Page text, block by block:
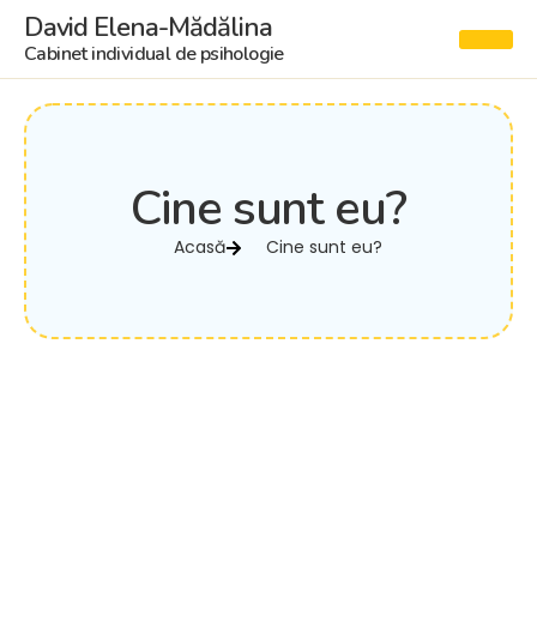
David Elena-Mădălina
Cabinet individual de psihologie
Cine sunt eu?
Acasă Cine sunt eu?